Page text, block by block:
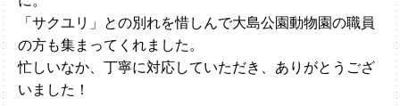
「サクユリ」との別れを惜しんで大島公園動物園の職員
の方も集まってくれました。
忙しいなか、丁寧に対応していただき、ありがとうござ
いました！